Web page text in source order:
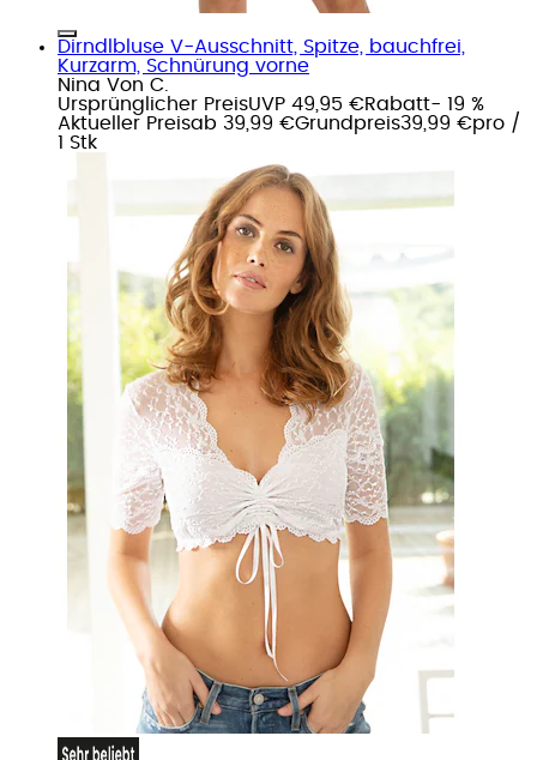
Dirndlbluse V-Ausschnitt, Spitze, bauchfrei,
Kurzarm, Schnürung vorne
Nina Von C.
Ursprünglicher PreisUVP 49,95 €Rabatt- 19 %
Aktueller Preisab 39,99 €Grundpreis39,99 €pro /
1 Stk